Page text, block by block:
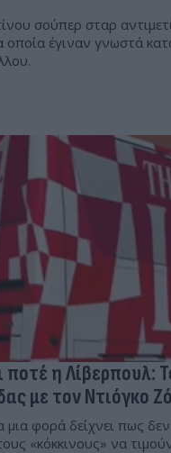
σούπερ σταρ
έγιναν γνωστά
ποτέ η Λίβερπουλ:
με τον Ντιόγκο
φορά δείχνει πως δεν
«κόκκινους» να